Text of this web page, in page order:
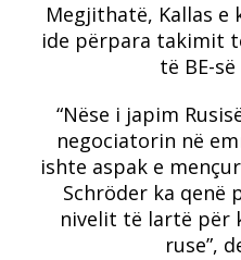
Megjithatë, Kallas
ide përpara takimit
të BE-
“Nëse i japim
negociatorin në
ishte aspak e
Schröder ka
nivelit të lartë për
ruse”,